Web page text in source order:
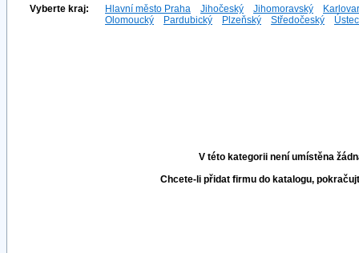
Vyberte kraj: Hlavní město Praha Jihočeský Jihomoravský
Olomoucký
Pardubický Plzeňský Středočeský
V této kategorii není umístěna
Chcete-li přidat firmu do katalogu,